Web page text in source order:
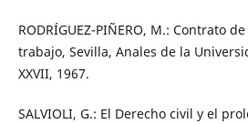
RODRÍGUEZ-PIÑERO, M.: Contrato
trabajo, Sevilla, Anales de la
XXVII, 1967.
SALVIOLI, G.: El Derecho civil y el